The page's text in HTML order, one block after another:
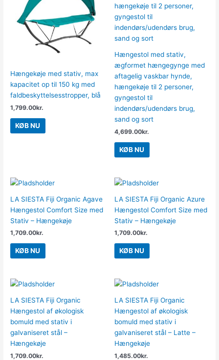
Hængekøje med stativ, max
kapacitet op til 150 kg med
faldbeskyttelsesstropper, blå
1,799.00kr.
KØB NU
Hængestol med stativ,
ægformet hængegynge med
aftagelig vaskbar hynde,
hængekøje til 2 personer,
gyngestol til
indendørs/udendørs brug,
sand og sort
4,699.00kr.
KØB NU
LA SIESTA Fiji Organic Agave
Hængestol Comfort Size med
Stativ – Hængekøje
1,709.00kr.
KØB NU
LA SIESTA Fiji Organic Azure
Hængestol Comfort Size med
Stativ – Hængekøje
1,709.00kr.
KØB NU
LA SIESTA Fiji Organic
Hængestol af økologisk
bomuld med stativ i
galvaniseret stål –
Hængekøje
1,709.00kr.
LA SIESTA Fiji Organic
Hængestol af økologisk
bomuld med stativ i
galvaniseret stål – Latte –
Hængekøje
1,485.00kr.